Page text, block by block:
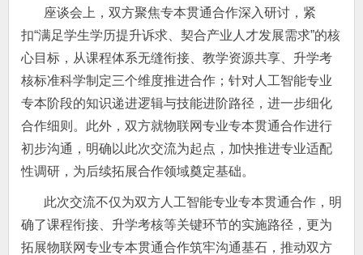
座谈会上，双方聚焦专本贯通合作深入研讨，紧
扣“满足学生学历提升诉求、契合产业人才发展需求”的核
心目标，从课程体系无缝衔接、教学资源共享、升学考
核标准科学制定三个维度推进合作；针对人工智能专业
专本阶段的知识递进逻辑与技能进阶路径，进一步细化
合作细则。此外，双方就物联网专业专本贯通合作进行
初步沟通，明确以此次交流为起点，加快推进专业适配
性调研，为后续拓展合作领域奠定基础。
此次交流不仅为双方人工智能专业专本贯通合作，明
确了课程衔接、升学考核等关键环节的实施路径，更为
拓展物联网专业专本贯通合作筑牢沟通基石，推动双方